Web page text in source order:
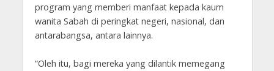
program yang memberi manfaat kepada kaum
wanita Sabah di peringkat negeri, nasional, dan
antarabangsa, antara lainnya.
“Oleh itu, bagi mereka yang dilantik memegang